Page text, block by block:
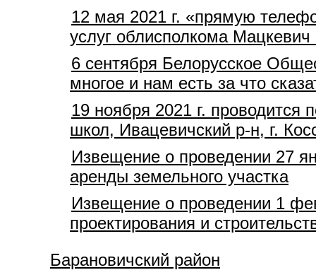
12 мая 2021 г. «прямую
услуг облисполкома
6 сентября Белорусское
многое и нам есть за что
19 ноября 2021 г. проводится
школ, Ивацевичский р-н, г.
Извещение о проведении 27
аренды земельного участка
Извещение о проведении 1
проектирования и
Барановичский район